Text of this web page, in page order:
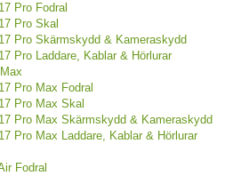
Pro Fodral
Pro Skal
Pro Skärmskydd & Kameraskydd
Pro Laddare, Kablar & Hörlurar
Pro Max Fodral
Pro Max Skal
Pro Max Skärmskydd & Kameraskydd
Pro Max Laddare, Kablar & Hörlurar
Fodral